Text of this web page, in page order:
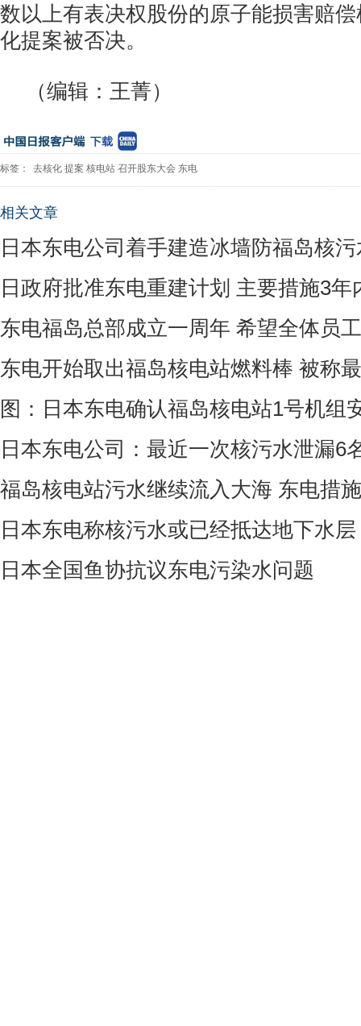
数以上有表决权股份的原子能损害赔
化提案被否决。
（编辑：王菁）
标签： 去核化 提案 核电站 召开股东大会 东电
相关文章
日本东电公司着手建造冰墙防福岛核
日政府批准东电重建计划 主要措施3年
东电福岛总部成立一周年 希望全体员
东电开始取出福岛核电站燃料棒 被称
图：日本东电确认福岛核电站1号机组
日本东电公司：最近一次核污水泄漏6
福岛核电站污水继续流入大海 东电措
日本东电称核污水或已经抵达地下水层
日本全国鱼协抗议东电污染水问题